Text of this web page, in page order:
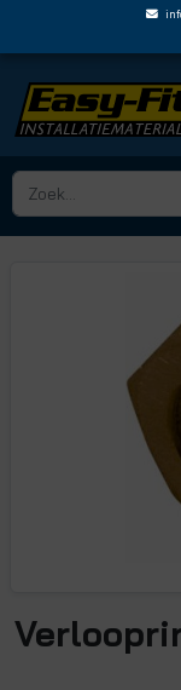
HOME › DRAADFITTINGEN EN